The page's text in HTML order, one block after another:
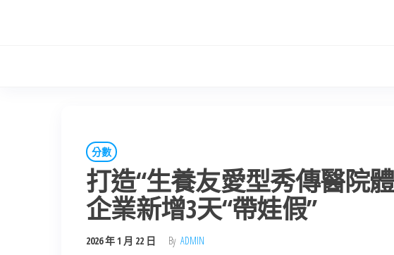
分數
打造“生養友愛型秀傳醫院
企業新增3天“帶娃假”
2026 年 1 月 22 日 By ADMIN